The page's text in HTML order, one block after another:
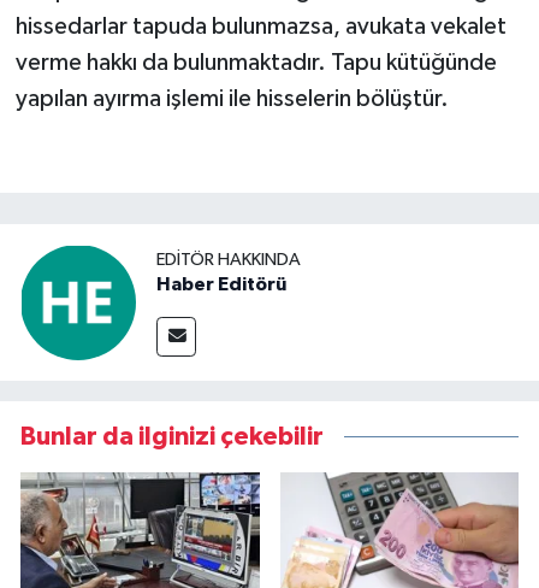
hissedarlar tapuda bulunmazsa, avukata vekalet
verme hakkı da bulunmaktadır. Tapu kütüğünde
yapılan ayırma işlemi ile hisselerin bölüştür.
EDITÖR HAKKINDA
Haber Editörü
Bunlar da ilginizi çekebilir